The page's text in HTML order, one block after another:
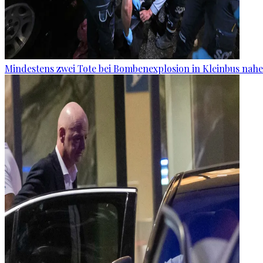
Mindestens zwei Tote bei Bombenexplosion in Kleinbus